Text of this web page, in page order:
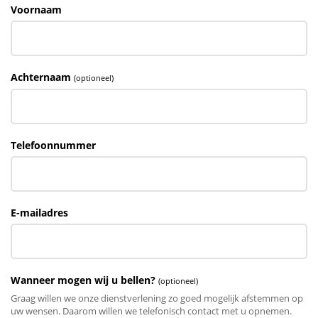
Voornaam
Achternaam (optioneel)
Telefoonnummer
E-mailadres
Wanneer mogen wij u bellen? (optioneel)
Graag willen we onze dienstverlening zo goed mogelijk afstemmen op
uw wensen. Daarom willen we telefonisch contact met u opnemen.